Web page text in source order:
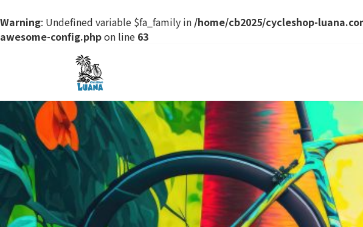
Warning: Undefined variable $fa_family in /home/cb2025/cycleshop-
awesome-config.phpon line 63
へ
ス
キ
ッ
プ
ョ
ン
に
移
動